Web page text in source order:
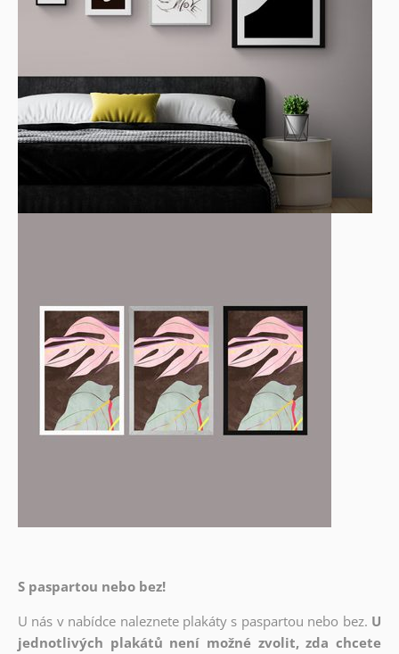
S paspartou nebo bez!
U nás v nabídce naleznete plakáty s paspartou nebo bez. U
jednotlivých plakátů není možné zvolit, zda chcete